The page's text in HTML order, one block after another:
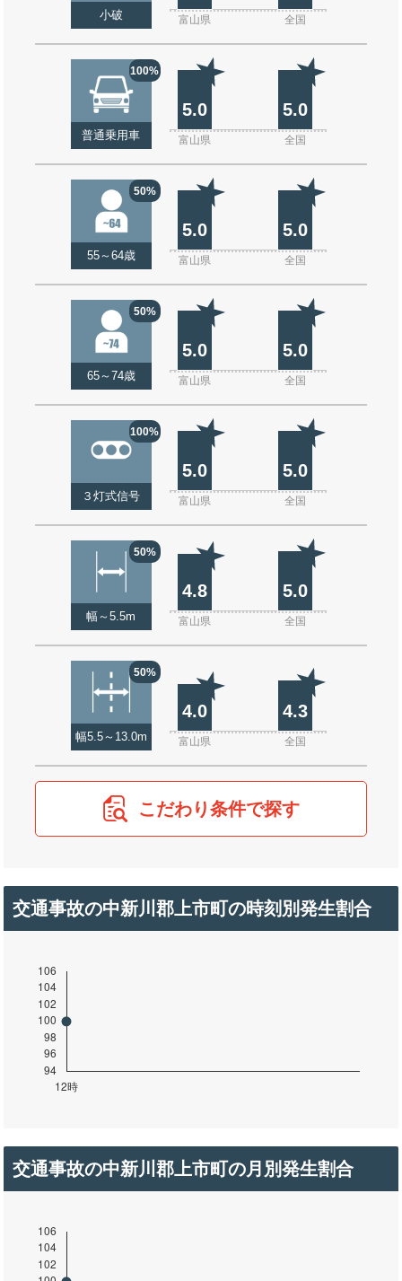
小破 富山県 全国
100%
普通乗用車
5.0 5.0
富山県 全国
50%
55～64歳
5.0 5.0
富山県 全国
50%
65～74歳
5.0 5.0
富山県 全国
100%
３灯式信号
5.0 5.0
富山県 全国
50%
幅～5.5m
4.8 5.0
富山県 全国
50%
幅5.5～13.0m
4.0 4.3
富山県 全国
こだわり条件で探す
交通事故の中新川郡上市町の時刻別発生割合
交通事故の中新川郡上市町の月別発生割合